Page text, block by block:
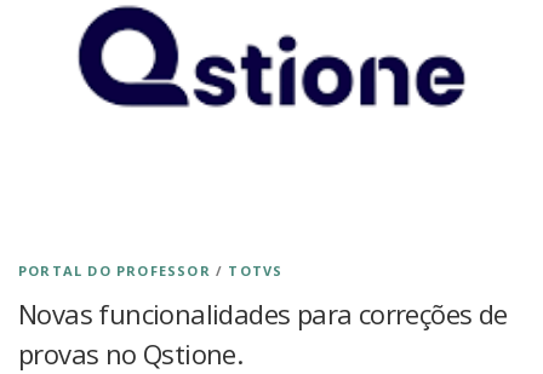
PORTAL DO PROFESSOR / TOTVS
Novas funcionalidades para correções de
provas no Qstione.